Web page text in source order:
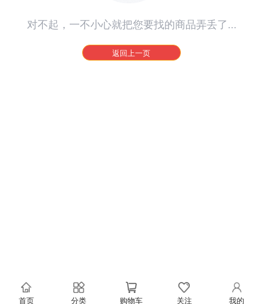
对不起，一不小心就把您要找的商品弄丢了...
返回上一页
首页 分类 购物车 关注 我的